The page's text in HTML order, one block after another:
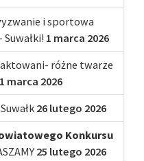
i sportowa
1 marca 2026
różne twarze
1 marca 2026
26 lutego 2026
Konkursu
25 lutego 2026